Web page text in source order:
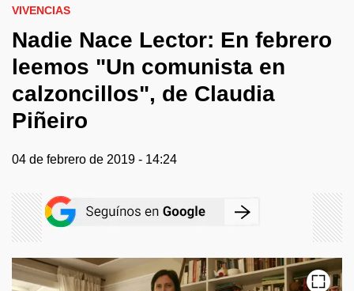
VIVENCIAS
Nadie Nace Lector: En febrero
leemos "Un comunista en
calzoncillos", de Claudia
Piñeiro
04 de febrero de 2019 - 14:24